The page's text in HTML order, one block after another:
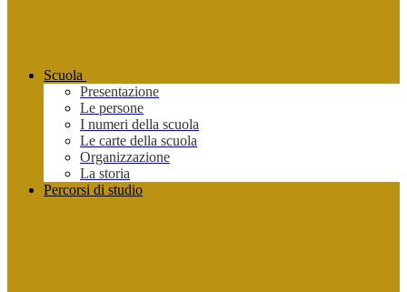
Scuola
Presentazione
Le persone
I numeri della scuola
Le carte della scuola
Organizzazione
La storia
Percorsi di studio